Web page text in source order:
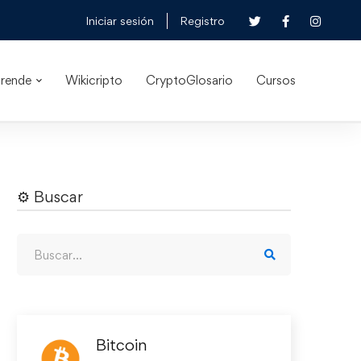
Iniciar sesión Registro
Wikicripto CryptoGlosario Cursos
⚙︎ Buscar
Bitcoin